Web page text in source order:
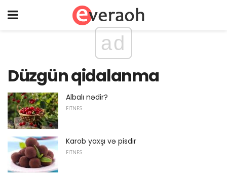
ad
Düzgün qidalanma
Albalı nədir?
FITNES
Karob yaxşı və pisdir
FITNES